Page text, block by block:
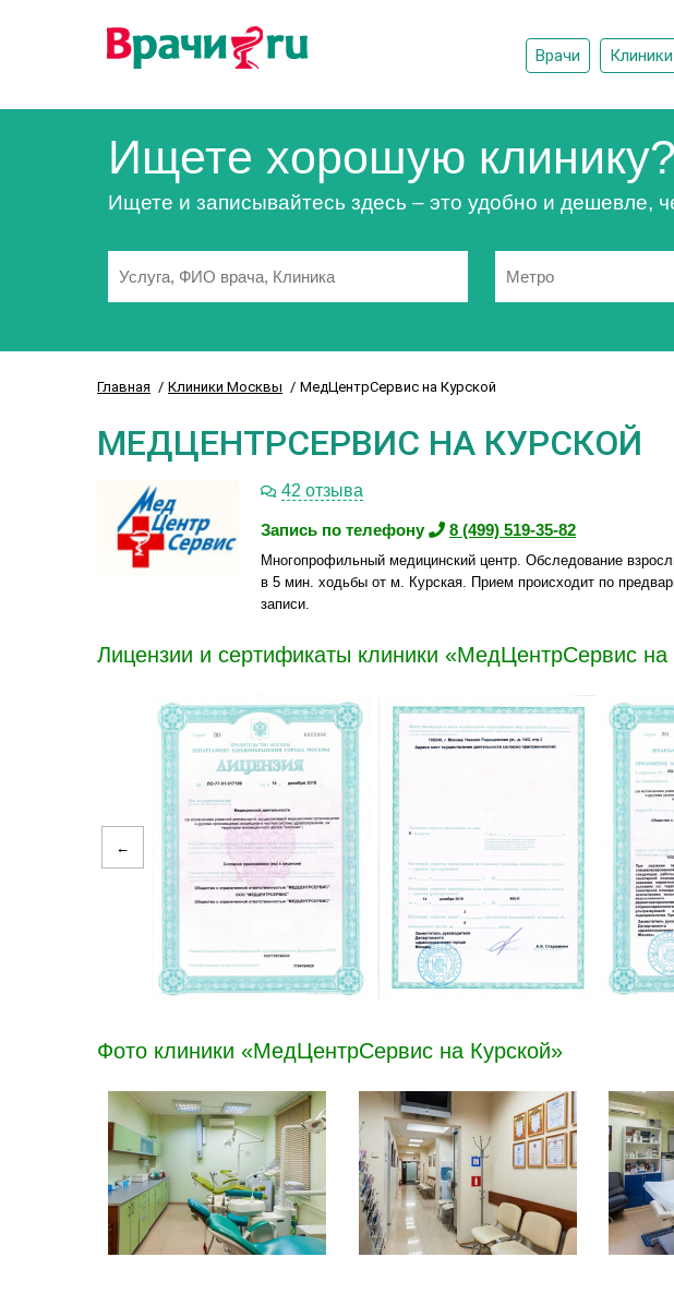
Врачи Клиники
Ищете хорошую клинику?
Ищете и записывайтесь здесь – это удобно и дешевле,
Главная Клиники Москвы МедЦентрСервис на Курской
МЕДЦЕНТРСЕРВИС НА КУРСКОЙ
42 отзыва
Запись по телефону 8 (499) 519-35-82
Многопрофильный медицинский центр. Обследование
в 5 мин. ходьбы от м. Курская. Прием происходит по
записи.
Лицензии и сертификаты клиники «МедЦентрСервис на
←
Фото клиники «МедЦентрСервис на Курской»